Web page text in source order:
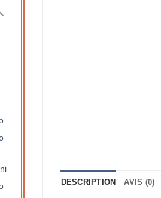
DESCRIPTION AVIS (0)